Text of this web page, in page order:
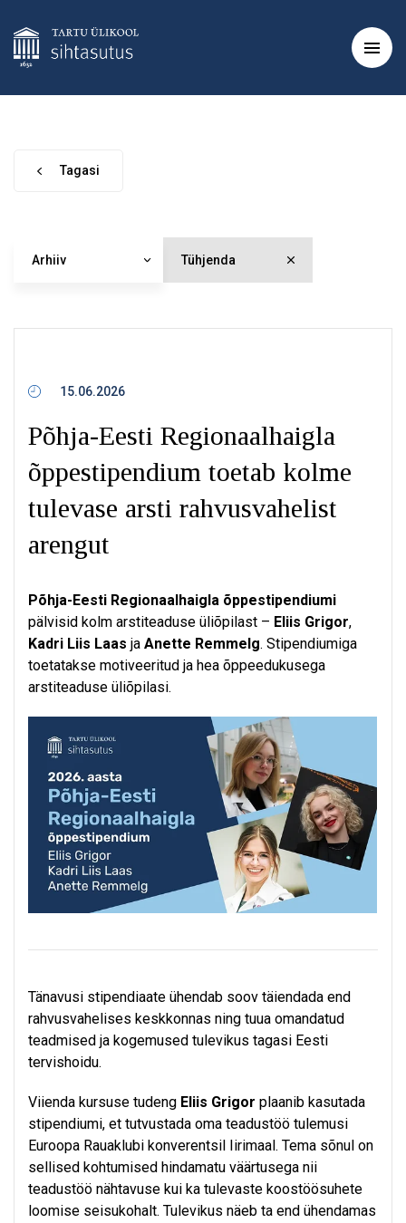
Tagasi
Arhiiv Tühjenda
15.06.2026
Põhja-Eesti Regionaalhaigla
õppestipendium toetab kolme
tulevase arsti rahvusvahelist
arengut
Põhja-Eesti Regionaalhaigla õppestipendiumi
pälvisid kolm arstiteaduse üliõpilast – Eliis Grigor,
Kadri Liis Laas ja Anette Remmelg. Stipendiumiga
toetatakse motiveeritud ja hea õppeedukusega
arstiteaduse üliõpilasi.
Tänavusi stipendiaate ühendab soov täiendada end
rahvusvahelises keskkonnas ning tuua omandatud
teadmised ja kogemused tulevikus tagasi Eesti
tervishoidu.
Viienda kursuse tudeng Eliis Grigor plaanib kasutada
stipendiumi, et tutvustada oma teadustöö tulemusi
Euroopa Rauaklubi konverentsil Iirimaal. Tema sõnul on
sellised kohtumised hindamatu väärtusega nii
teadustöö nähtavuse kui ka tulevaste koostöösuhete
loomise seisukohalt. Tulevikus näeb ta end ühendamas